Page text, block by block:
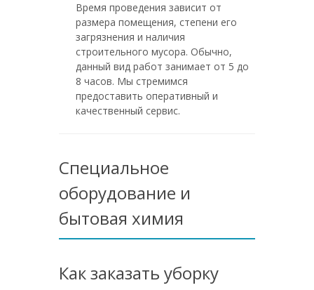
Время проведения зависит от
размера помещения, степени его
загрязнения и наличия
строительного мусора. Обычно,
данный вид работ занимает от 5 до
8 часов. Мы стремимся
предоставить оперативный и
качественный сервис.
Специальное
оборудование и
бытовая химия
Как заказать уборку